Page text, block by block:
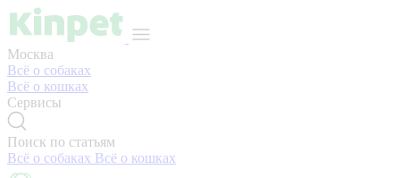
Москва
Всё о собаках
Всё о кошках
Сервисы
Поиск по статьям
Всё о собаках Всё о кошках